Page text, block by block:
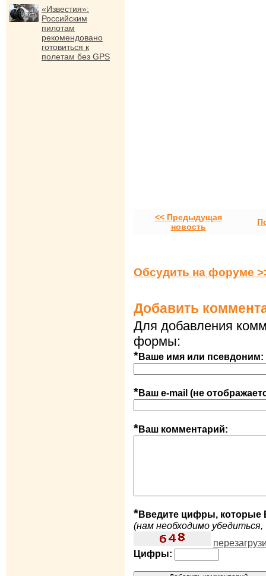
«Известия»:
Российским
пилотам
рекомендовано
готовиться к
полетам без GPS
<< Предыдущая
новость
Обсудить на форуме
Добавить
Для добавления
формы:
*Ваше имя или псевдоним:
*Ваш e-mail (не
*Ваш комментарий:
*Введите цифры, которые
(нам необходимо
Цифры: